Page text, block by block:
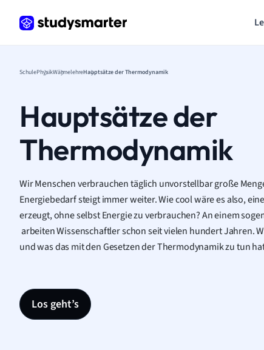
SchulePhysikWärmelehreHauptsätze der Thermodynamik
Hauptsätze der
Thermodynamik
Wir Menschen verbrauchen täglich unvorstellbar große
Energiebedarf steigt immer weiter. Wie cool wäre es also,
erzeugt, ohne selbst Energie zu verbrauchen? An einem
arbeiten Wissenschaftler schon seit vielen hundert Jahren.
und was das mit den Gesetzen der Thermodynamik zu tun
Los geht’s